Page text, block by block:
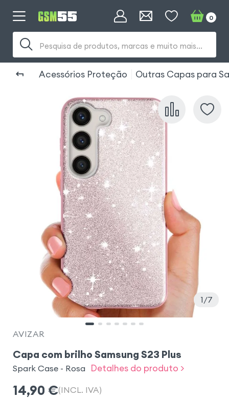
Pesquisa de produtos, marcas e muito mais...
0
Acessórios Proteção Outras Capas para
1 7
AVIZAR
Capa com brilho Samsung S23 Plus
Spark Case - Rosa Detalhes do produto >
14,90 €(INCL. IVA)